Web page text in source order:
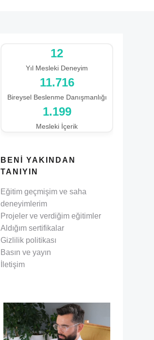
12
Yıl Mesleki Deneyim
13.433
Bireysel Beslenme Danışmanlığı
1.199
Mesleki İçerik
BENI YAKINDAN
TANIYIN
Eğitim geçmişim ve saha
deneyimlerim
Projeler ve verdiğim eğitimler
Aldığım sertifikalar
Gizlilik politikası
Basın ve yayın
İletişim